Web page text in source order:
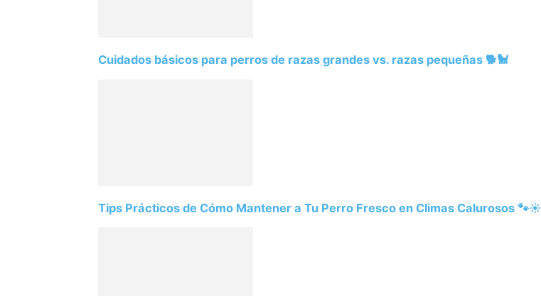
Cuidados básicos para perros de razas grandes vs. razas pequeñas 🐕🐩
Tips Prácticos de Cómo Mantener a Tu Perro Fresco en Climas Calurosos 🐾☀️